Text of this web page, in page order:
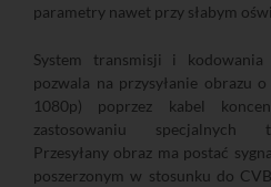
parametry nawet przy słabym
System transmisji i
pozwala na przysyłanie obrazu
1080p) poprzez kabel
zastosowaniu specjalnych
Przesyłany obraz ma postać
poszerzonym w stosunku do